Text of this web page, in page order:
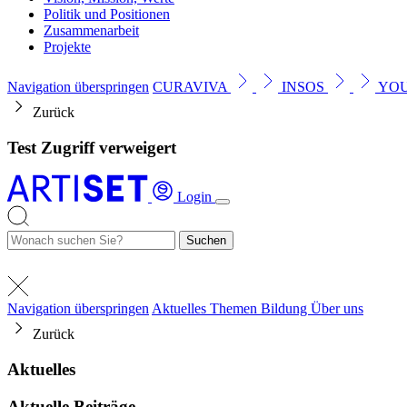
Politik und Positionen
Zusammenarbeit
Projekte
Navigation überspringen CURAVIVA INSOS
Zurück
Test Zugriff verweigert
Login
Suchen
Navigation überspringen Aktuelles Themen Bildung Über uns
Zurück
Aktuelles